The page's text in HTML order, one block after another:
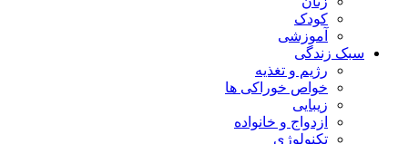
کودک
آموزشی
سبک زندگی
رژیم و تغذیه
خواص خوراکی ها
زیبایی
ازدواج و خانواده
تکنولوژی